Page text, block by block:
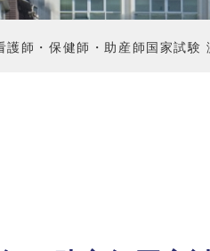
護師・保健師・助産師国家試験